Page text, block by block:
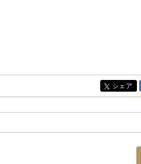
entry3823
シェア